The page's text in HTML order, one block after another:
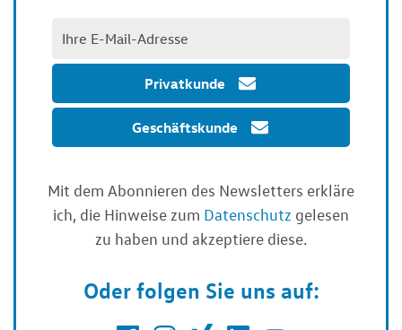
Privatkunde
Geschäftskunde
Mit dem Abonnieren des Newsletters erkläre
ich, die Hinweise zum Datenschutz gelesen
zu haben und akzeptiere diese.
Oder folgen Sie uns auf: